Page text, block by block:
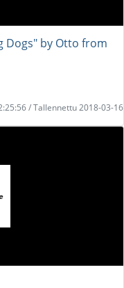
Dogs" by Otto from
/ Tallennettu 2018-03-16